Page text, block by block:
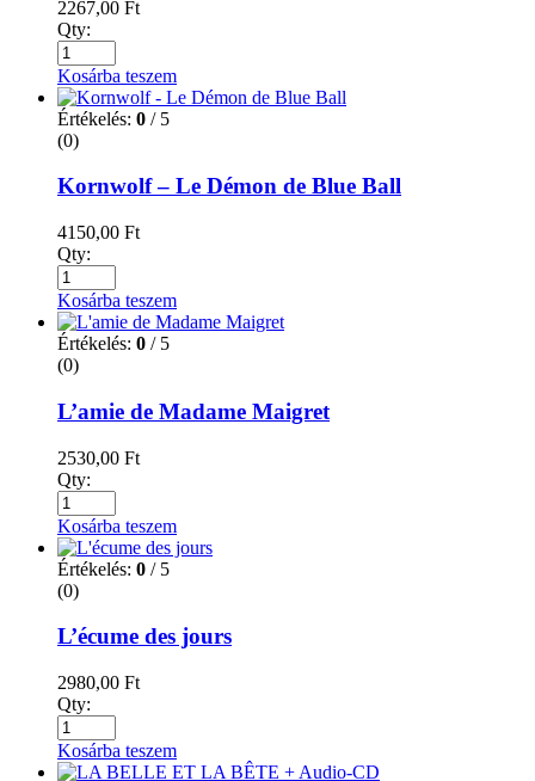
2267,00 Ft
Qty:
Kosárba teszem
Értékelés: 0 / 5
(0)
Kornwolf – Le Démon de Blue Ball
4150,00 Ft
Qty:
Kosárba teszem
Értékelés: 0 / 5
(0)
L’amie de Madame Maigret
2530,00 Ft
Qty:
Kosárba teszem
Értékelés: 0 / 5
(0)
L’écume des jours
2980,00 Ft
Qty:
Kosárba teszem